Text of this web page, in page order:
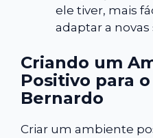
ele tiver, mais
adaptar a novas
Criando um
Positivo para o
Bernardo
Criar um ambiente